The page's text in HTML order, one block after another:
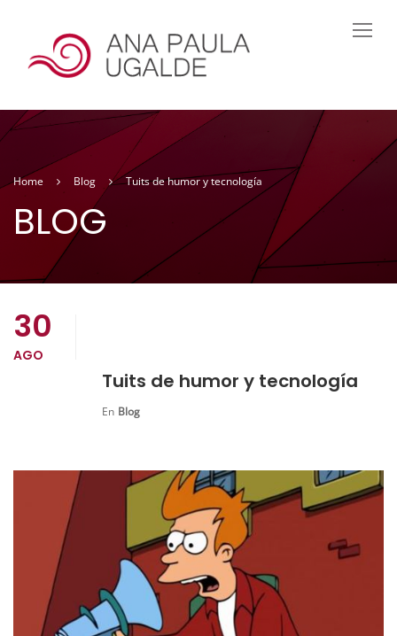
Home Blog Tuits de humor y tecnología
BLOG
30
AGO
Tuits de humor y tecnología
En Blog